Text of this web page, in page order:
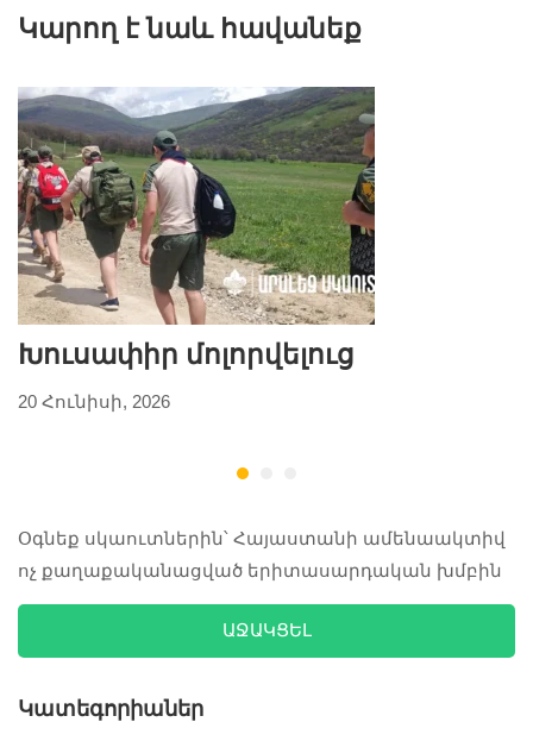
Կարող է նաև հավանեք
Խուսափիր մոլորվելուց
20 Հունիսի, 2026
Օգնեք սկաուտներին՝ Հայաստանի ամենաակտիվ
ոչ քաղաքականացված երիտասարդական խմբին
ԱՋԱԿՑԵԼ
Կատեգորիաներ